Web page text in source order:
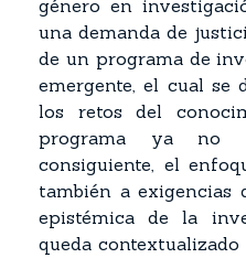
género en
una demanda de
de un programa de
emergente, el cual se
los retos del
programa ya no
consiguiente, el
también a exigencias
epistémica de la
queda